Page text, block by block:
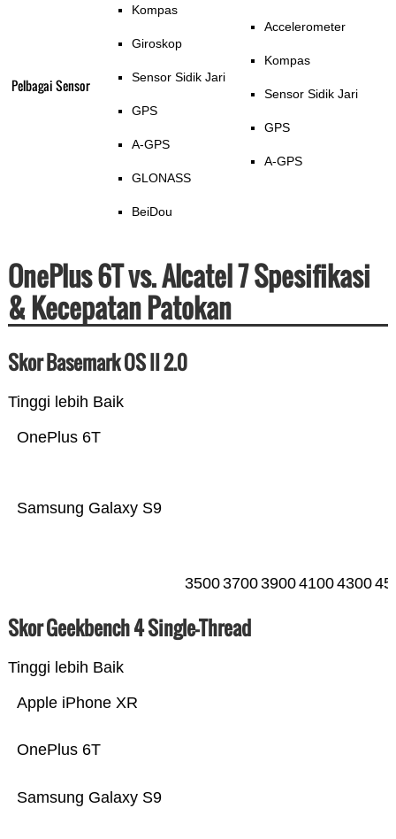
Pelbagai Sensor
Kompas
Giroskop
Sensor Sidik Jari
GPS
A-GPS
GLONASS
BeiDou
Accelerometer
Kompas
Sensor Sidik Jari
GPS
A-GPS
OnePlus 6T vs. Alcatel 7 Spesifikasi
& Kecepatan Patokan
Skor Basemark OS II 2.0
Tinggi lebih Baik
Samsung Galaxy S9
OnePlus 6T
35003700390041004300
Skor Geekbench 4 Single-Thread
Tinggi lebih Baik
Samsung Galaxy S9
OnePlus 6T
Apple iPhone XR